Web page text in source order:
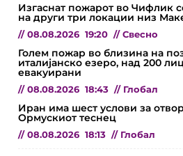
Изгаснат пожарот во Чифлик
на други три локации низ
// 08.08.2026 19:20 // Свесно
Голем пожар во близина на
италијанско езеро, над 200
евакуирани
// 08.08.2026 18:43 // Глобал
Иран има шест услови за
Ормускиот теснец
// 08.08.2026 18:13 // Глобал